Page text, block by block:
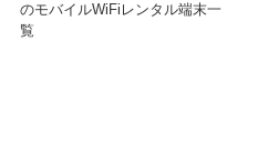
のモバイルWiFiレンタル端末一
覧